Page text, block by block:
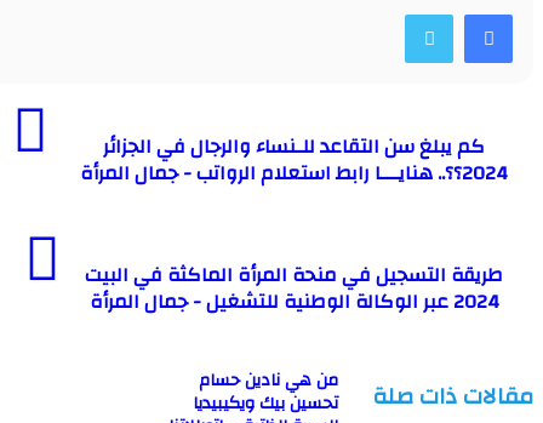
يبلغ سن التقاعد للـنساء والرجال في الجزائر
التسجيل في منحة المرأة الماكثة في البيت
ذات صلة من هي نادين حسام
تحسين بيك ويكيبيديا